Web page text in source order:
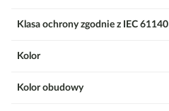
Klasa ochrony zgodnie z IEC 61140
Kolor
Kolor obudowy